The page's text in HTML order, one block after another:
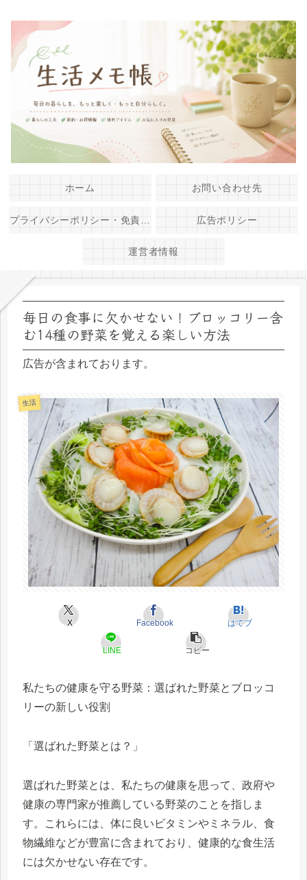
ホーム お問い合わせ先
広告ポリシー
運営者情報
毎日の食事に欠かせない！ブロッコリー含
む14種の野菜を覚える楽しい方法
広告が含まれております。
生活
X Facebook はてブ
LINE コピー
私たちの健康を守る野菜：選ばれた野菜とブロッコ
リーの新しい役割
「選ばれた野菜とは？」
選ばれた野菜とは、私たちの健康を思って、政府や
健康の専門家が推薦している野菜のことを指しま
す。これらには、体に良いビタミンやミネラル、食
物繊維などが豊富に含まれており、健康的な食生活
には欠かせない存在です。